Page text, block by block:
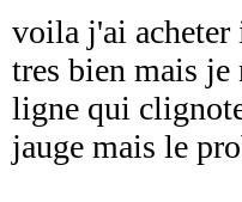
voila j'ai
tres bien mais je
ligne qui
jauge mais le